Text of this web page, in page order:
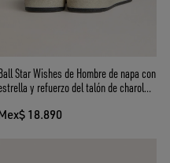
Star Wishes de Hombre de napa con
y refuerzo del talón de charol
18.890